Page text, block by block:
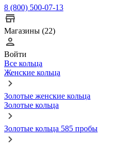
8 (800) 500-07-13
Магазины (22)
Войти
Все кольца
Женские кольца
Золотые женские кольца
Золотые кольца
Золотые кольца 585 пробы